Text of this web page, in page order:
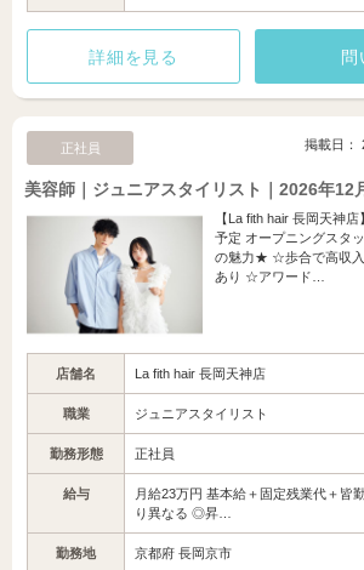
詳細を見る 問
正社員 掲載日：
美容師｜ジュニアスタイリスト｜2026年12
【La fith hair 長岡天神
予定 オープニングスタ
の魅力★ ☆歩合で高収
あり ☆アワード…
店舗名 La fith hair 長岡天神店
職業 ジュニアスタイリスト
勤務形態 正社員
給与
月給23万円 基本給＋固定残業代＋皆
り異なる ◎昇…
勤務地 京都府 長岡京市